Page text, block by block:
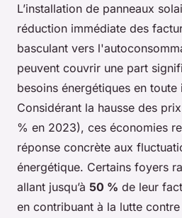
L’installation de panneaux
réduction immédiate des
basculant vers
peuvent couvrir une part
besoins énergétiques en toute
Considérant la hausse des
% en 2023), ces économies
réponse concrète aux
énergétique. Certains foyers
allant jusqu’à 50 % de leur
en contribuant à la lutte